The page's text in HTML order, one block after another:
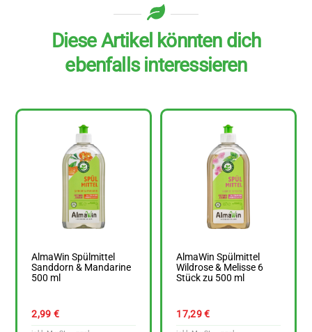
Diese Artikel könnten dich
ebenfalls interessieren
AlmaWin Spülmittel
Sanddorn & Mandarine
500 ml
2,99 €
AlmaWin Spülmittel
Wildrose & Melisse 6
Stück zu 500 ml
17,29€